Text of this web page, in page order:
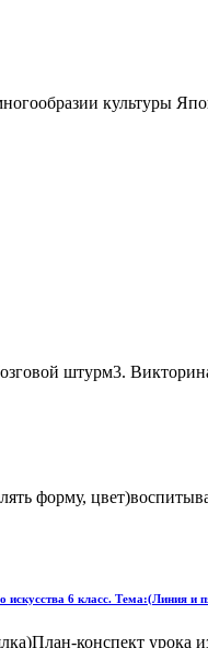
культуры
штурм3.
форму,
искусства 6 класс. Тема:(Линия
конспект урока